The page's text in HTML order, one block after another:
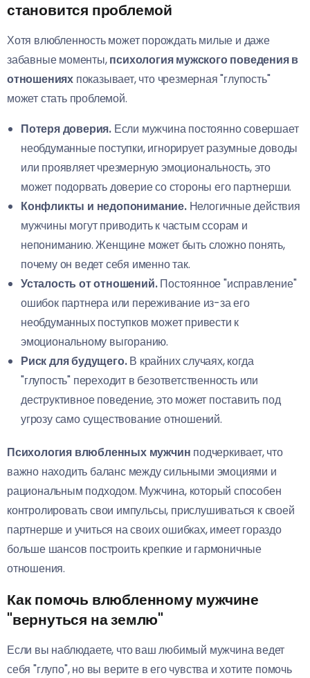
становится проблемой
Хотя влюбленность может порождать милые и даже
забавные моменты,психология мужского поведения в
отношениях показывает, что чрезмерная "глупость"
может стать проблемой.
Потеря доверия. Если мужчина постоянно совершает
необдуманные поступки, игнорирует разумные доводы
или проявляет чрезмерную эмоциональность, это
может подорвать доверие со стороны его партнерши.
Конфликты и недопонимание.Нелогичные действия
мужчины могут приводить к частым ссорам и
непониманию. Женщине может быть сложно понять,
почему он ведет себя именно так.
Усталость от отношений.Постоянное "исправление"
ошибок партнера или переживание из-за его
необдуманных поступков может привести к
эмоциональному выгоранию.
Риск для будущего.В крайних случаях, когда
"глупость" переходит в безответственность или
деструктивное поведение, это может поставить под
угрозу само существование отношений.
Психология влюбленных мужчин подчеркивает, что
важно находить баланс между сильными эмоциями и
рациональным подходом. Мужчина, который способен
контролировать свои импульсы, прислушиваться к своей
партнерше и учиться на своих ошибках, имеет гораздо
больше шансов построить крепкие и гармоничные
отношения.
Как помочь влюбленному мужчине
"вернуться на землю"
Если вы наблюдаете, что ваш любимый мужчина ведет
себя "глупо", но вы верите в его чувства и хотите помочь